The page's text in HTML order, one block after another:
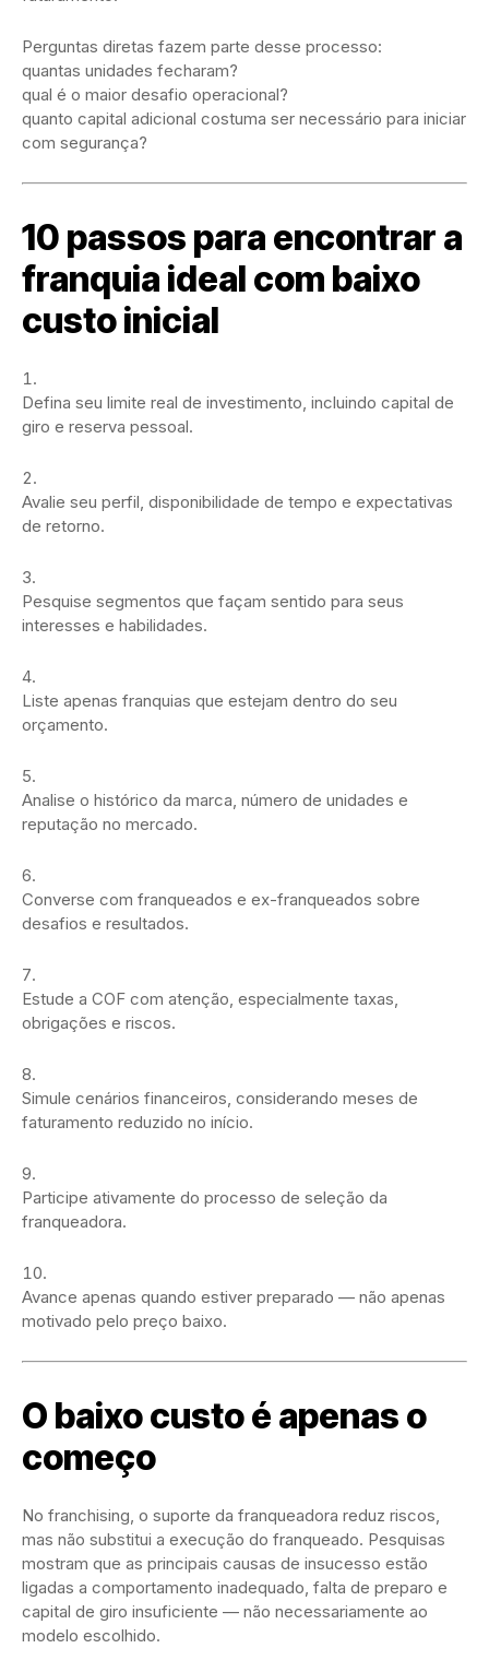
Perguntas diretas fazem parte desse processo:
quantas unidades fecharam?
qual é o maior desafio operacional?
quanto capital adicional costuma ser necessário para iniciar
com segurança?
10 passos para encontrar a
franquia ideal com baixo
custo inicial
Defina seu limite real de investimento, incluindo capital de
giro e reserva pessoal.
Avalie seu perfil, disponibilidade de tempo e expectativas
de retorno.
Pesquise segmentos que façam sentido para seus
interesses e habilidades.
Liste apenas franquias que estejam dentro do seu
orçamento.
Analise o histórico da marca, número de unidades e
reputação no mercado.
Converse com franqueados e ex-franqueados sobre
desafios e resultados.
Estude a COF com atenção, especialmente taxas,
obrigações e riscos.
Simule cenários financeiros, considerando meses de
faturamento reduzido no início.
Participe ativamente do processo de seleção da
franqueadora.
Avance apenas quando estiver preparado — não apenas
motivado pelo preço baixo.
O baixo custo é apenas o
começo
No franchising, o suporte da franqueadora reduz riscos,
mas não substitui a execução do franqueado. Pesquisas
mostram que as principais causas de insucesso estão
ligadas a comportamento inadequado, falta de preparo e
capital de giro insuficiente — não necessariamente ao
modelo escolhido.